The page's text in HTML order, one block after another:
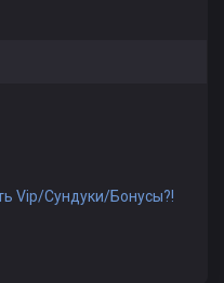
Vip/Сундуки/Бонусы?!